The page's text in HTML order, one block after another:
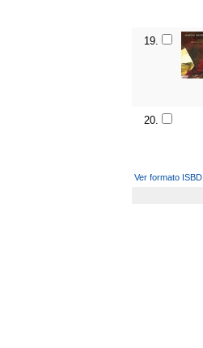
19.
20.
Ver formato ISBD